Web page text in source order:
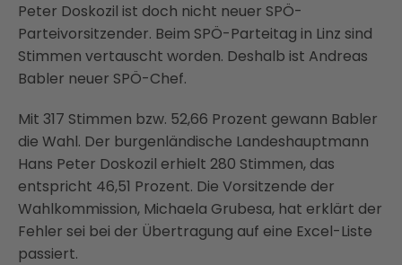
Peter Doskozil ist doch nicht neuer SPÖ-
Parteivorsitzender. Beim SPÖ-Parteitag in Linz sind
Stimmen vertauscht worden. Deshalb ist Andreas
Babler neuer SPÖ-Chef.
Mit 317 Stimmen bzw. 52,66 Prozent gewann Babler
die Wahl. Der burgenländische Landeshauptmann
Hans Peter Doskozil erhielt 280 Stimmen, das
entspricht 46,51 Prozent. Die Vorsitzende der
Wahlkommission, Michaela Grubesa, hat erklärt der
Fehler sei bei der Übertragung auf eine Excel-Liste
passiert.